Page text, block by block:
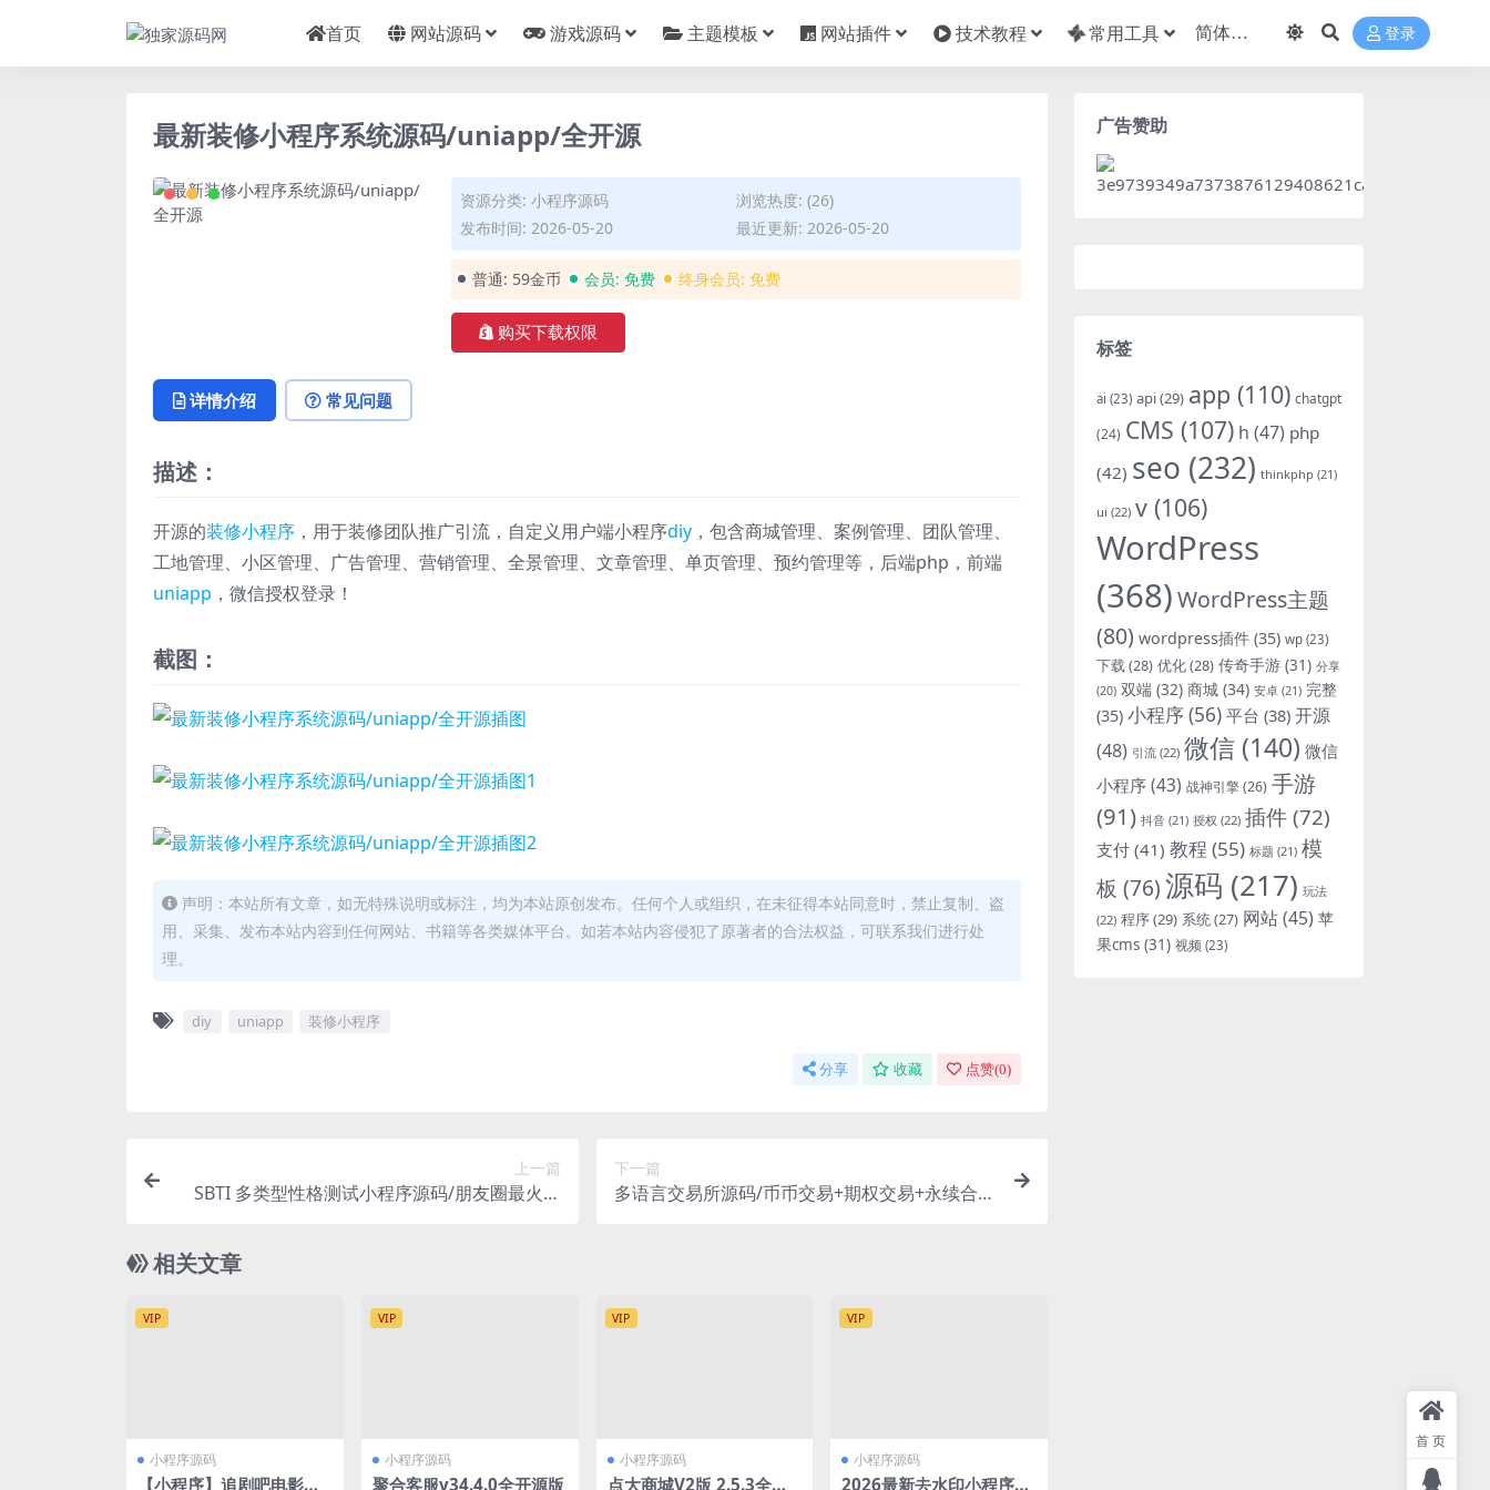
首页 网站源码 游戏源码 主题模板 网站插件 技术教程 常用工具 登录
最新装修小程序系统源码/uniapp/全开源
资源分类: 小程序源码
浏览热度: (26)
发布时间: 2026-05-20
最近更新: 2026-05-20
普通: 59金币 会员: 免费 终身会员: 免费
购买下载权限
详情介绍 常见问题
描述：
开源的装修小程序 ，用于装修团队推广引流，自定义用户端小程序diy ，包含商城管理、案例管理、团队管理、
工地管理、小区管理、广告管理、营销管理、全景管理、文章管理、单页管理、预约管理等，后端php，前端
uniapp ，微信授权登录！
截图：
声明：本站所有文章，如无特殊说明或标注，均为本站原创发布。任何个人或组织，在未征得本站同意时，禁止复制、盗
用、采集、发布本站内容到任何网站、书籍等各类媒体平台。如若本站内容侵犯了原著者的合法权益，可联系我们进行处
理。
diy uniapp 装修小程序
分享 收藏 点赞(0)
上一篇
SBTI 多类型性格测试小程序源码/朋友圈最火性
下一篇
多语言交易所源码/币币交易+期权交易+永续合约
相关文章
VIP
小程序源码
【小程序】追剧吧电影小
VIP
小程序源码
聚合客服v34.4.0全开源版
VIP
小程序源码
点大商城V2版 2.5.3全插
VIP
小程序源码
2026最新去水印小程序源
广告赞助
标签
ai (23) api(29) app (110) chatgpt
(24) CMS (107) h (47) php
(42) seo (232) thinkphp (21)
ui (22) v (106)
WordPress
(368)WordPress主题
(80) wordpress插件 (35) wp (23)
下载(28) 优化(28) 传奇手游 (31) 分享
(20) 双端 (32) 商城 (34) 安卓 (21) 完整
(35) 小程序(56) 平台 (38) 开源
(48) 引流 (22) 微信 (140) 微信
小程序(43) 战神引擎(26) 手游
(91) 抖音 (21) 授权 (22) 插件 (72)
支付 (41) 教程 (55) 标题 (21) 模
板 (76)源码 (217) 玩法
(22) 程序(29) 系统(27) 网站(45) 苹
果cms (31) 视频 (23)
首页